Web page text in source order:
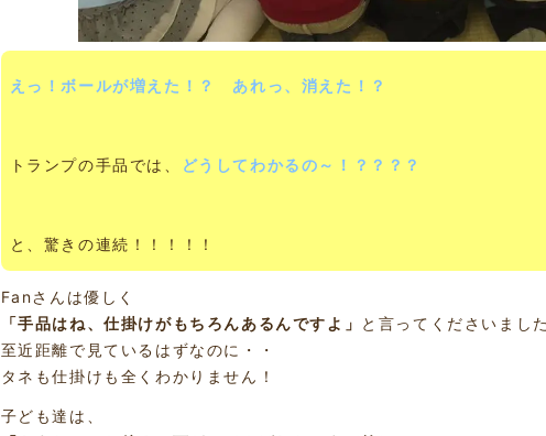
えっ！ボールが増えた！？ あれっ、消えた！？
トランプの手品では、 どうしてわかるの～！？？？？
と、驚きの連続！！！！！
Fanさんは優しく
「手品はね、仕掛けがもちろんあるんですよ」 と言ってくださいまし
至近距離で見ているはずなのに・・
タネも仕掛けも全くわかりません！
子ども達は、